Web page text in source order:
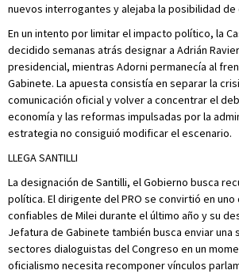
nuevos interrogantes y alejaba la posibilidad
En un intento por limitar el impacto político, la
decidido semanas atrás designar a Adrián
presidencial, mientras Adorni permanecía al
Gabinete. La apuesta consistía en separar la
comunicación oficial y volver a concentrar el
economía y las reformas impulsadas por la
estrategia no consiguió modificar el escenario.
LLEGA SANTILLI
La designación de Santilli, el Gobierno busca
política. El dirigente del PRO se convirtió en uno
confiables de Milei durante el último año y su
Jefatura de Gabinete también busca enviar una
sectores dialoguistas del Congreso en un
oficialismo necesita recomponer vínculos